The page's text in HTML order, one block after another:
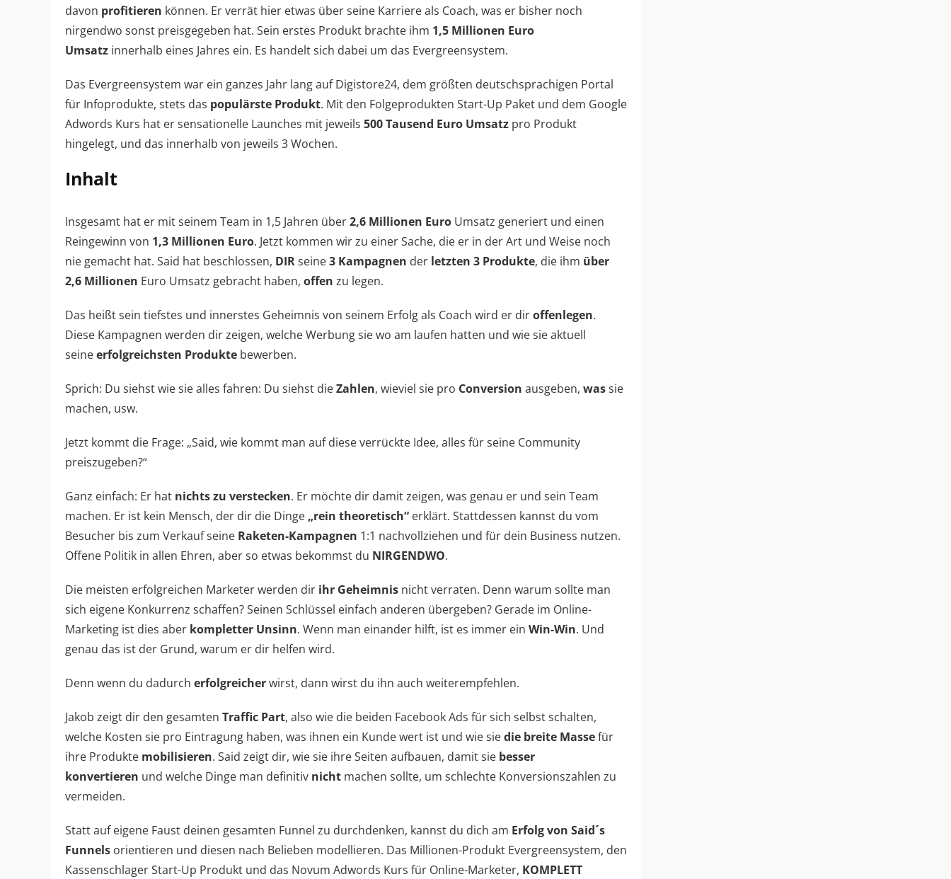
davon profitieren können. Er verrät hier etwas über seine Karriere als Coach, was er bisher noch
nirgendwo sonst preisgegeben hat. Sein erstes Produkt brachte ihm 1,5 Millionen Euro
Umsatz innerhalb eines Jahres ein. Es handelt sich dabei um das Evergreensystem.
Das Evergreensystem war ein ganzes Jahr lang auf Digistore24, dem größten deutschsprachigen Portal
für Infoprodukte, stets das populärste Produkt. Mit den Folgeprodukten Start-Up Paket und dem Google
Adwords Kurs hat er sensationelle Launches mit jeweils 500 Tausend Euro Umsatz pro Produkt
hingelegt, und das innerhalb von jeweils 3 Wochen.
Inhalt
Insgesamt hat er mit seinem Team in 1,5 Jahren über2,6 Millionen Euro Umsatz generiert und einen
Reingewinn von 1,3 Millionen Euro. Jetzt kommen wir zu einer Sache, die er in der Art und Weise noch
nie gemacht hat. Said hat beschlossen, DIRseine3 Kampagnen der letzten 3 Produkte, die ihm über
2,6 Millionen Euro Umsatz gebracht haben, offen zu legen.
Das heißt sein tiefstes und innerstes Geheimnis von seinem Erfolg als Coach wird er diroffenlegen.
Diese Kampagnen werden dir zeigen, welche Werbung sie wo am laufen hatten und wie sie aktuell
seineerfolgreichsten Produkte bewerben.
Sprich: Du siehst wie sie alles fahren: Du siehst dieZahlen, wieviel sie pro Conversion ausgeben, wassie
machen, usw.
Jetzt kommt die Frage: „Said, wie kommt man auf diese verrückte Idee, alles für seine Community
preiszugeben?“
Ganz einfach: Er hat nichts zu verstecken. Er möchte dir damit zeigen, was genau er und sein Team
machen. Er ist kein Mensch, der dir die Dinge„rein theoretisch“ erklärt. Stattdessen kannst du vom
Besucher bis zum Verkauf seine Raketen-Kampagnen 1:1 nachvollziehen und für dein Business nutzen.
Offene Politik in allen Ehren, aber so etwas bekommst du NIRGENDWO.
Die meisten erfolgreichen Marketer werden dir ihr Geheimnis nicht verraten. Denn warum sollte man
sich eigene Konkurrenz schaffen? Seinen Schlüssel einfach anderen übergeben? Gerade im Online-
Marketing ist dies aber kompletter Unsinn. Wenn man einander hilft, ist es immer ein Win-Win. Und
genau das ist der Grund, warum er dir helfen wird.
Denn wenn du dadurch erfolgreicherwirst, dann wirst du ihn auch weiterempfehlen.
Jakob zeigt dir den gesamten Traffic Part, also wie die beiden Facebook Ads für sich selbst schalten,
welche Kosten sie pro Eintragung haben, was ihnen ein Kunde wert ist und wie siedie breite Massefür
ihre Produkte mobilisieren. Said zeigt dir, wie sie ihre Seiten aufbauen, damit sie besser
konvertieren und welche Dinge man definitiv nicht machen sollte, um schlechte Konversionszahlen zu
vermeiden.
Statt auf eigene Faust deinen gesamten Funnel zu durchdenken, kannst du dich am Erfolg von Said´s
Funnels orientieren und diesen nach Belieben modellieren. Das Millionen-Produkt Evergreensystem, den
Kassenschlager Start-Up Produkt und das Novum Adwords Kurs für Online-Marketer, KOMPLETT